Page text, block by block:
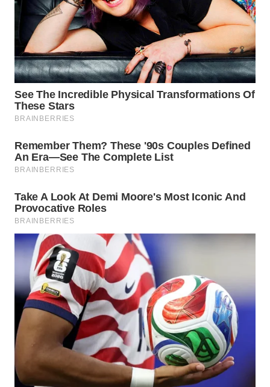
WN
TANJUNG
LESUNG
WN
KARO
WN
SIMALUNGUN
WN
LABUHANBATU
WN
TAPANULI
TENGAH
WN DELI
SERDANG
WN
TEBING
WN
PAKPAK